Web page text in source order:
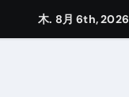
木. 8月 6th, 2026